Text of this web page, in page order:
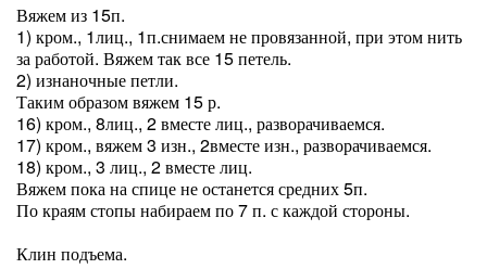
Вяжем из 15п.
1) кром., 1лиц., 1п.снимаем не провязанной, при этом нить
за работой. Вяжем так все 15 петель.
2) изнаночные петли.
Таким образом вяжем 15 р.
16) кром., 8лиц., 2 вместе лиц., разворачиваемся.
17) кром., вяжем 3 изн., 2вместе изн., разворачиваемся.
18) кром., 3 лиц., 2 вместе лиц.
Вяжем пока на спице не останется средних 5п.
По краям стопы набираем по 7 п. с каждой стороны.
Клин подъема.